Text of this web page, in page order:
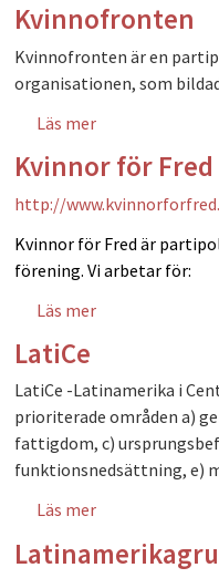
Kvinnofronten
Kvinnofronten är en
organisationen, som
Läs merom
Kvinnor för Fred
http://
Kvinnor för Fred är
förening. Vi arbetar för:
Läs merom Kvinnor för
LatiCe
LatiCe -Latinamerika i
prioriterade områden a)
fattigdom, c)
funktionsnedsättning, e)
Läs merom LatiCe